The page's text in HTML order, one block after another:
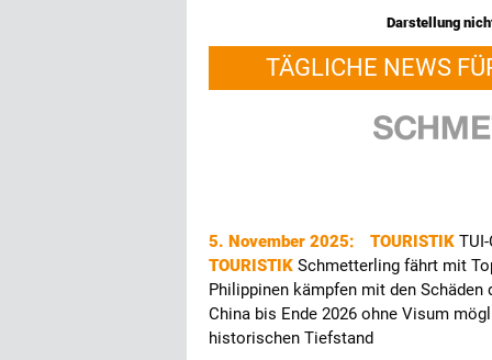
Darstellung
TÄGLICHE NEWS
5. November 2025: TOURISTIK
TOURISTIK Schmetterling fährt mit
Philippinen kämpfen mit den
China bis Ende 2026 ohne Visum
historischen Tiefstand